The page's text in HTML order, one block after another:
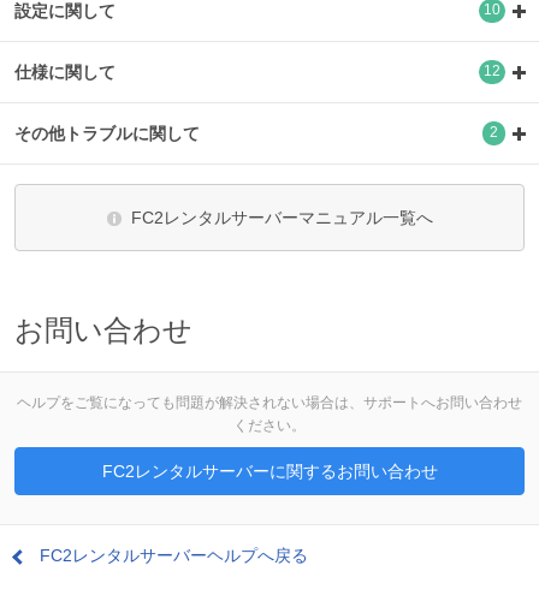
設定に関して 10
仕様に関して 12
その他トラブルに関して 2
FC2レンタルサーバーマニュアル一覧へ
お問い合わせ
ヘルプをご覧になっても問題が解決されない場合は、サポートへお問い合わせ
ください。
FC2レンタルサーバーに関するお問い合わせ
FC2レンタルサーバーヘルプへ戻る